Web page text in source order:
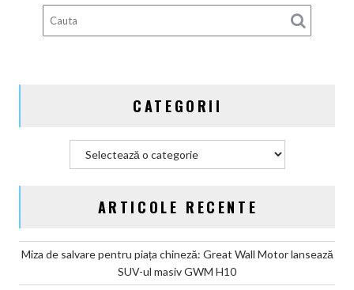
benzină
a
pentru
CATEGORII
ARTICOLE RECENTE
Miza de salvare pentru piața chineză: Great Wall Motor lansează
SUV-ul masiv GWM H10